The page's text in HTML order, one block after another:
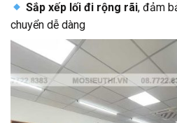
Sắp xếp lối đi rộng rãi, đảm
chuyển dễ dàng